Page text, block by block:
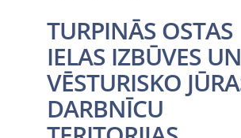
TURPINĀS OSTAS
IELAS IZBŪVES UN
VĒSTURISKO
DARBNĪCU